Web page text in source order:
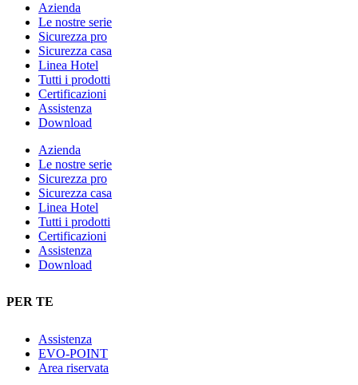
Azienda
Le nostre serie
Sicurezza pro
Sicurezza casa
Linea Hotel
Tutti i prodotti
Certificazioni
Assistenza
Download
Azienda
Le nostre serie
Sicurezza pro
Sicurezza casa
Linea Hotel
Tutti i prodotti
Certificazioni
Assistenza
Download
PER TE
Assistenza
EVO-POINT
Area riservata